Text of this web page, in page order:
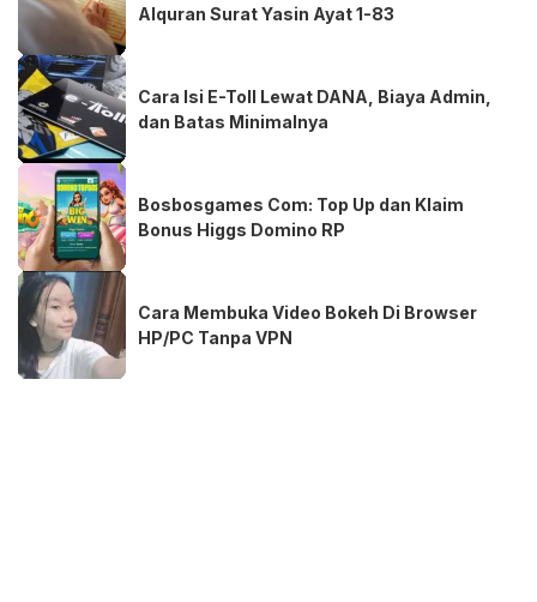
Alquran Surat Yasin Ayat 1-83
Cara Isi E-Toll Lewat DANA, Biaya Admin,
dan Batas Minimalnya
Bosbosgames Com: Top Up dan Klaim
Bonus Higgs Domino RP
Cara Membuka Video Bokeh Di Browser
HP/PC Tanpa VPN